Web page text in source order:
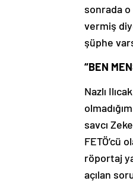
sonrada o
vermiş
şüphe
“BEN
Nazlı
savcı
FETÖ’cü
röportaj
açılan